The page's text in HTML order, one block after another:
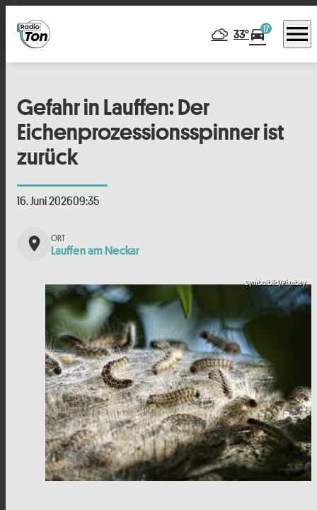
33°directions_car17 menu
Gefahr in Lauffen: Der
Eichenprozessionsspinner ist
zurück
16. Juni 202609:35
place Lauffen am Neckar
Symbolbild/Pixabay